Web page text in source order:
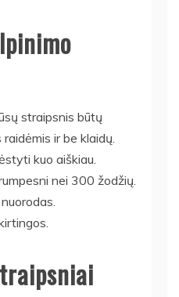
straipsnis būtų
ir be klaidų.
kuo aiškiau.
nei 300 žodžių.